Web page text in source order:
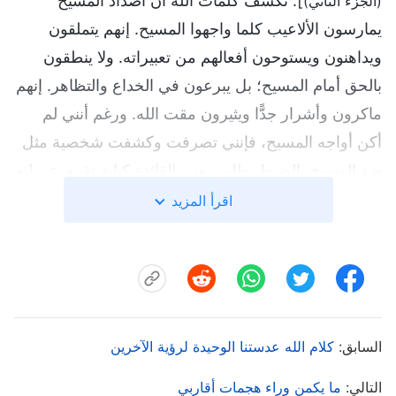
يمارسون الألاعيب كلما واجهوا المسيح. إنهم يتملقون
ويداهنون ويستوحون أفعالهم من تعبيراته. ولا ينطقون
بالحق أمام المسيح؛ بل يبرعون في الخداع والتظاهر. إنهم
ماكرون وأشرار جدًّا ويثيرون مقت الله. ورغم أنني لم
أكن أواجه المسيح، فإنني تصرفت وكشفت شخصية مثل
لي بسبب احتياجات عمل الكنيسة. ولم يكن هذا شيئًا
جدًّا بتخمين نيات القائدة، وخشيت إن لم أكتبه بشكل جيد،
ومكانتي في قلبها، أخذت أنقب عن نواياها بذريعة القلق
اقرأ المزيد
السابق: كلام الله عدستنا الوحيدة لرؤية الآخرين
التالي: ما يكمن وراء هجمات أقاربي